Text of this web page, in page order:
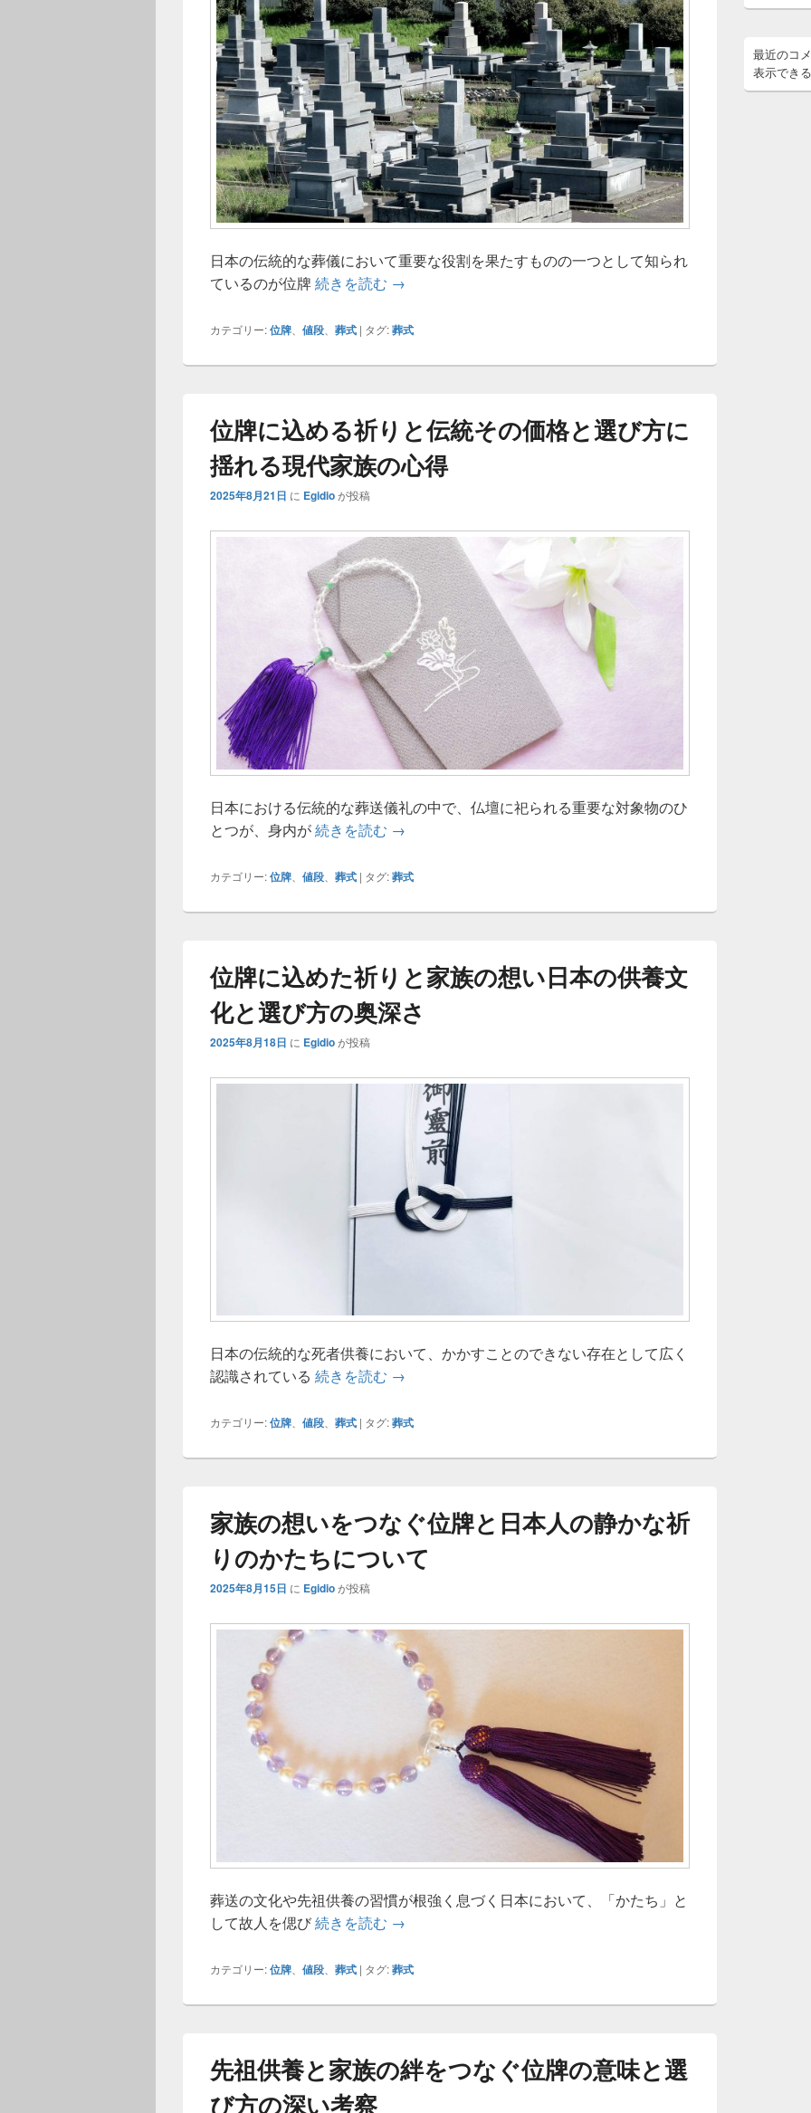
日本の伝統的な葬儀において重要な役割を果たすものの一つとして知られ
ているのが位牌続きを読む 日本の心と家族をつなぐ祈りの象徴位牌の種類と選び方とその
→
カテゴリー:位牌、 値段、 葬式 | タグ:葬式
位牌に込める祈りと伝統その価格と選び方に
揺れる現代家族の心得
2025年8月21日 に Egidioが投稿
日本における伝統的な葬送儀礼の中で、仏壇に祀られる重要な対象物のひ
とつが、身内が続きを読む 位牌に込める祈りと伝統その価格と選び方に揺れる現代家族の
→
カテゴリー:位牌 値段 葬式 | タグ:葬式
位牌に込めた祈りと家族の想い日本の供養文
化と選び方の奥深さ
2025年8月18日 に Egidioが投稿
日本の伝統的な死者供養において、かかすことのできない存在として広く
認識されている 続きを読む 位牌に込めた祈りと家族の想い日本の供養文化と選び方の奥深さ
→
カテゴリー:位牌 値段 葬式 | タグ:葬式
家族の想いをつなぐ位牌と日本人の静かな祈
りのかたちについて
2025年8月15日 に Egidioが投稿
葬送の文化や先祖供養の習慣が根強く息づく日本において、「かたち」と
して故人を偲び続きを読む 家族の想いをつなぐ位牌と日本人の静かな祈りのかたちについて
→
カテゴリー:位牌 値段 葬式 | タグ:葬式
先祖供養と家族の絆をつなぐ位牌の意味と選
び方の深い考察
最近のコ
表示でき